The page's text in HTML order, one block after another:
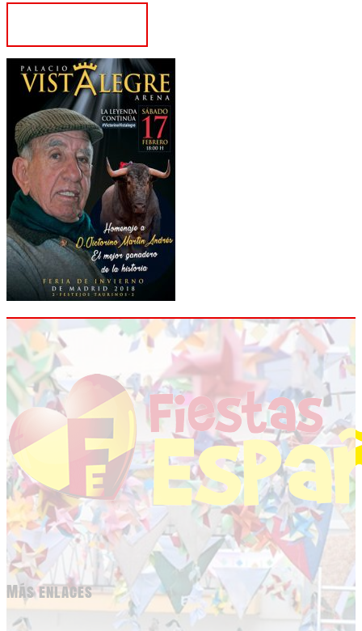
Más enlaces